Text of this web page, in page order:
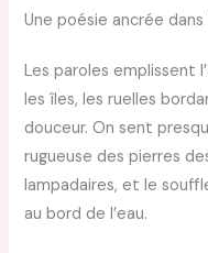
Une poésie ancrée
Les paroles emplissent
les îles, les ruelles
douceur. On sent
rugueuse des pierres
lampadaires, et le
au bord de l’eau.